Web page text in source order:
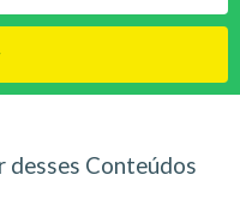
desses Conteúdos